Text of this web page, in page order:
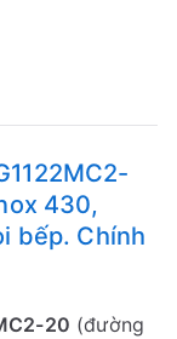
430,
bếp. Chính
20 (đường